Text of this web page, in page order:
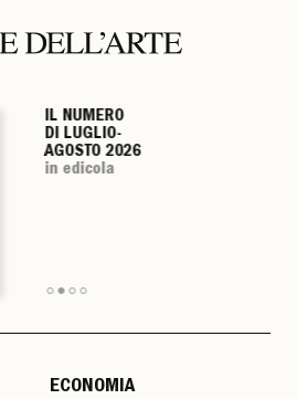
IL NUMERO
DI LUGLIO-
AGOSTO 2026
in edicola
IL NUMERO
DI LUGLIO-
AGOSTO 2026
in edicola
IL NUMERO
DI LUGLIO-
AGOSTO 2026
in edicola
IL NUMERO
DI LUGLIO-
AGOSTO 2026
in edicola
ECONOMIA